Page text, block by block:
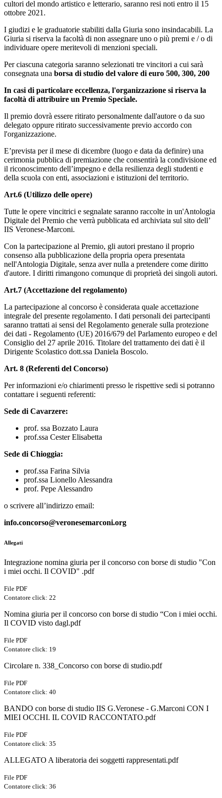
cultori del mondo artistico e letterario, saranno resi noti entro il 15
ottobre 2021.
I giudizi e le graduatorie stabiliti dalla Giuria sono insindacabili. La
Giuria si riserva la facoltà di non assegnare uno o più premi e / o di
individuare opere meritevoli di menzioni speciali.
Per ciascuna categoria saranno selezionati tre vincitori a cui sarà
consegnata una borsa di studio del valore di euro 500, 300, 200
In casi di particolare eccellenza, l'organizzazione si riserva la
facoltà di attribuire un Premio Speciale.
Il premio dovrà essere ritirato personalmente dall'autore o da suo
delegato oppure ritirato successivamente previo accordo con
l'organizzazione.
E’prevista per il mese di dicembre (luogo e data da definire) una
cerimonia pubblica di premiazione che consentirà la condivisione ed
il riconoscimento dell’impegno e della resilienza degli studenti e
della scuola con enti, associazioni e istituzioni del territorio.
Art.6 (Utilizzo delle opere)
Tutte le opere vincitrici e segnalate saranno raccolte in un'Antologia
Digitale del Premio che verrà pubblicata ed archiviata sul sito dell’
IIS Veronese-Marconi.
Con la partecipazione al Premio, gli autori prestano il proprio
consenso alla pubblicazione della propria opera presentata
nell'Antologia Digitale, senza aver nulla a pretendere come diritto
d'autore. I diritti rimangono comunque di proprietà dei singoli autori.
Art.7 (Accettazione del regolamento)
La partecipazione al concorso è considerata quale accettazione
integrale del presente regolamento. I dati personali dei partecipanti
saranno trattati ai sensi del Regolamento generale sulla protezione
dei dati - Regolamento (UE) 2016/679 del Parlamento europeo e del
Consiglio del 27 aprile 2016. Titolare del trattamento dei dati è il
Dirigente Scolastico dott.ssa Daniela Boscolo.
Art. 8 (Referenti del Concorso)
Per informazioni e/o chiarimenti presso le rispettive sedi si potranno
contattare i seguenti referenti:
Sede di Cavarzere:
prof. ssa Bozzato Laura
prof.ssa Cester Elisabetta
Sede di Chioggia:
prof.ssa Farina Silvia
prof.ssa Lionello Alessandra
prof. Pepe Alessandro
o scrivere all’indirizzo email:
info.concorso@veronesemarconi.org
Allegati
Integrazione nomina giuria per il concorso con borse di studio "Con
i miei occhi. Il COVID" .pdf
File PDF
Contatore click: 22
Nomina giuria per il concorso con borse di studio “Con i miei occhi.
Il COVID visto dagl.pdf
File PDF
Contatore click: 19
Circolare n. 338_Concorso con borse di studio.pdf
File PDF
Contatore click: 40
BANDO con borse di studio IIS G.Veronese - G.Marconi CON I
MIEI OCCHI. IL COVID RACCONTATO.pdf
File PDF
Contatore click: 35
ALLEGATO A liberatoria dei soggetti rappresentati.pdf
File PDF
Contatore click: 36